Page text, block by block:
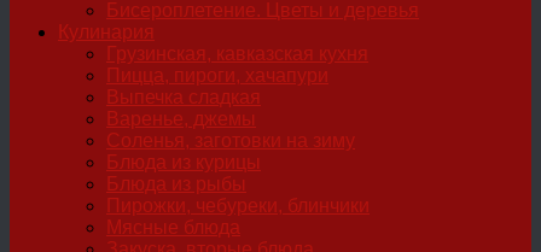
Бисероплетение. Цветы и деревья
Кулинария
Грузинская, кавказская кухня
Пицца, пироги, хачапури
Выпечка сладкая
Варенье, джемы
Соленья, заготовки на зиму
Блюда из курицы
Блюда из рыбы
Пирожки, чебуреки, блинчики
Мясные блюда